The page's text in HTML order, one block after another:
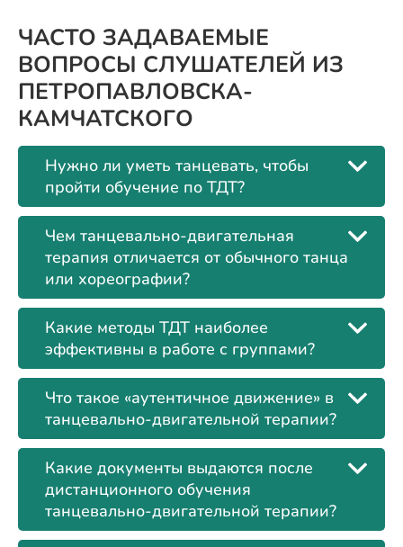
ЧАСТО ЗАДАВАЕМЫЕ
ВОПРОСЫ СЛУШАТЕЛЕЙ ИЗ
ПЕТРОПАВЛОВСКА-
КАМЧАТСКОГО
Нужно ли уметь танцевать, чтобы
пройти обучение по ТДТ?
Чем танцевально-двигательная
терапия отличается от обычного танца
или хореографии?
Какие методы ТДТ наиболее
эффективны в работе с группами?
Что такое «аутентичное движение» в
танцевально-двигательной терапии?
Какие документы выдаются после
дистанционного обучения
танцевально-двигательной терапии?